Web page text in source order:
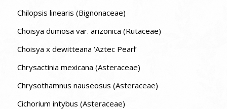
Chilopsis linearis (Bignonaceae)
Choisya dumosa var. arizonica (Rutaceae)
Choisya x dewitteana ‘Aztec Pearl’
Chrysactinia mexicana (Asteraceae)
Chrysothamnus nauseosus (Asteraceae)
Cichorium intybus (Asteraceae)